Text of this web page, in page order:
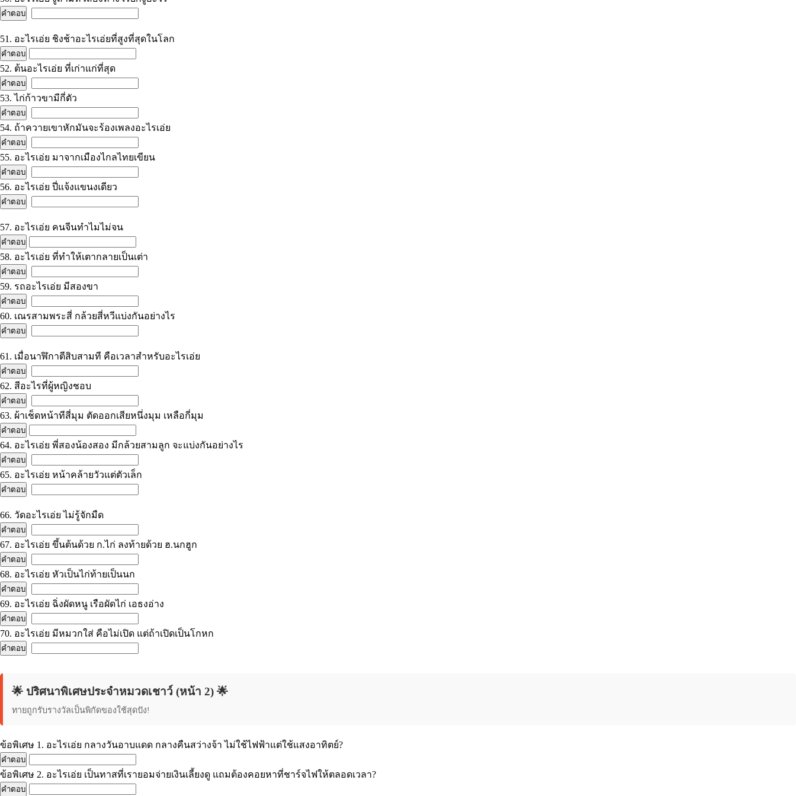
51. อะไรเอ่ย ชิงช้าอะไรเอ่ยที่สูงที่สุดในโลก
52. ต้นอะไรเอ่ย ที่เก่าแก่ที่สุด
53. ไก่ก้าวขามีกี่ตัว
54. ถ้าควายเขาหักมันจะร้องเพลงอะไรเอ่ย
55. อะไรเอ่ย มาจากเมืองไกลไทยเขียน
56. อะไรเอ่ย ปี่แจ้งแขนงเดียว
57. อะไรเอ่ย คนจีนทำไมไม่จน
58. อะไรเอ่ย ที่ทำให้เตากลายเป็นเต่า
59. รถอะไรเอ่ย มีสองขา
60. เณรสามพระสี่ กล้วยสี่หวีแบ่งกันอย่างไร
61. เมื่อนาฬิกาตีสิบสามที คือเวลาสำหรับอะไรเอ่ย
62. สีอะไรที่ผู้หญิงชอบ
63. ผ้าเช็ดหน้าทีสี่มุม ตัดออกเสียหนึ่งมุม เหลือกี่มุม
64. อะไรเอ่ย พี่สองน้องสอง มีกล้วยสามลูก จะแบ่งกันอย่างไร
65. อะไรเอ่ย หน้าคล้ายวัวแต่ตัวเล็ก
66. วัดอะไรเอ่ย ไม่รู้จักมืด
67. อะไรเอ่ย ขึ้นต้นด้วย ก.ไก่ ลงท้ายด้วย ฮ.นกฮูก
68. อะไรเอ่ย หัวเป็นไก่ท้ายเป็นนก
69. อะไรเอ่ย ฉิ่งผัดหนู เรือผัดไก่ เอธงอ่าง
70. อะไรเอ่ย มีหมวกใส่ คือไม่เปิด แต่ถ้าเปิดเป็นโกหก
🌟 ปริศนาพิเศษประจำหมวดเชาว์ (หน้า 2) 🌟
ทายถูกรับรางวัลเป็นพิกัดของใช้สุดปัง!
ข้อพิเศษ 1. อะไรเอ่ย กลางวันอาบแดด กลางคืนสว่างจ้า ไม่ใช้ไฟฟ้าแต่ใช้แสงอาทิตย์?
ข้อพิเศษ 2. อะไรเอ่ย เป็นทาสที่เรายอมจ่ายเงินเลี้ยงดู แถมต้องคอยหาที่ชาร์จไฟให้ตลอดเวลา?